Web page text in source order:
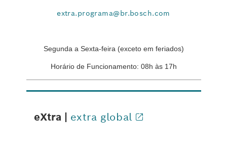
extra.programa@br.bosch.com
Segunda a Sexta-feira (exceto em feriados)
Horário de Funcionamento: 08h às 17h
eXtra | extra global